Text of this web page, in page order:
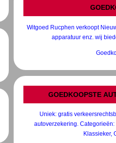
Witgoed Rucphen verkoopt
apparatuur enz. wij
GOEDKOOPSTE
Uniek: gratis
autoverzekering.
Klassieker,